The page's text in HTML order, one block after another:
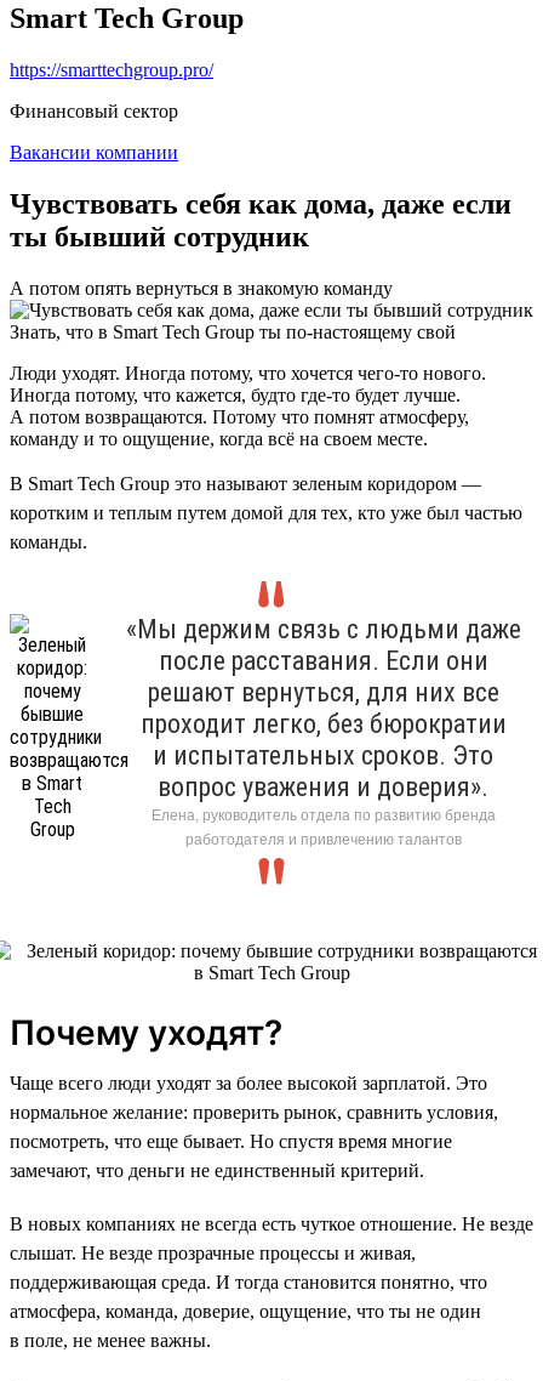
Smart Tech Group
https://smarttechgroup.pro/
Финансовый сектор
Вакансии компании
Чувствовать себя как дома, даже если
ты бывший сотрудник
А потом опять вернуться в знакомую команду
Знать, что в Smart Tech Group ты по-настоящему свой
Люди уходят. Иногда потому, что хочется чего-то нового.
Иногда потому, что кажется, будто где-то будет лучше.
А потом возвращаются. Потому что помнят атмосферу,
команду и то ощущение, когда всё на своем месте.
В Smart Tech Group это называют зеленым коридором —
коротким и теплым путем домой для тех, кто уже был частью
команды.
«Мы держим связь с людьми даже
после расставания. Если они
решают вернуться, для них все
проходит легко, без бюрократии
и испытательных сроков. Это
вопрос уважения и доверия».
Елена, руководитель отдела по развитию бренда
работодателя и привлечению талантов
Почему уходят?
Чаще всего люди уходят за более высокой зарплатой. Это
нормальное желание: проверить рынок, сравнить условия,
посмотреть, что еще бывает. Но спустя время многие
замечают, что деньги не единственный критерий.
В новых компаниях не всегда есть чуткое отношение. Не везде
слышат. Не везде прозрачные процессы и живая,
поддерживающая среда. И тогда становится понятно, что
атмосфера, команда, доверие, ощущение, что ты не один
в поле, не менее важны.